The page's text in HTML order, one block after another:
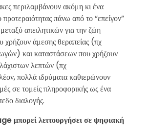
περιλαμβάνουν ακόμη κι ένα
προτεραιότητας πάνω από το “επείγον”
απειλητικών για την ζώη
χρήζουν άμεσης θεραπείας (πχ
και καταστάσεων που χρήζουν
λεπτών (πχ
πολλά ιδρύματα καθιερώνουν
σε τομείς πληροφορικής ως ένα
διαλογής.
μπορεί λειτουργήσει σε ψηφιακή